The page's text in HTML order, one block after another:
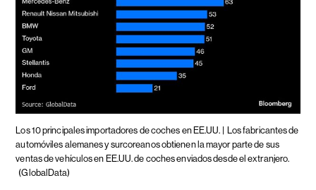
Los 10 principales importadores de coches en EE.UU. |
Los fabricantes de
automóviles alemanes y surcoreanos obtienen la mayor parte de sus
ventas de vehículos en EE.UU. de coches enviados desde el extranjero.
(GlobalData)